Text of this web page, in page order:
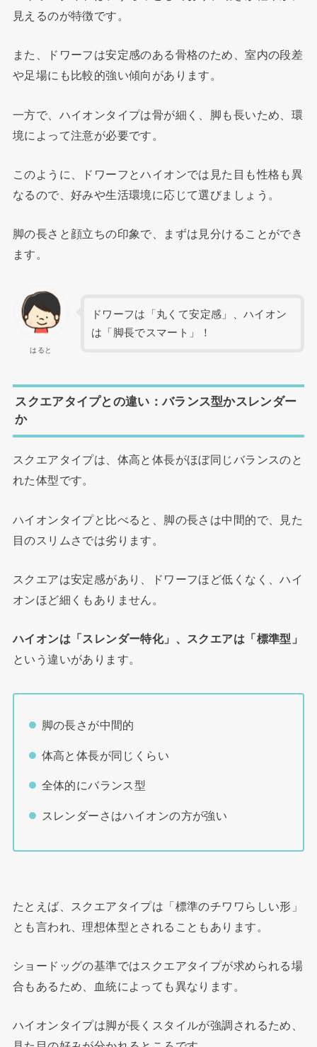
見えるのが特徴です。
また、ドワーフは安定感のある骨格のため、室内の段差
や足場にも比較的強い傾向があります。
一方で、ハイオンタイプは骨が細く、脚も長いため、環
境によって注意が必要です。
このように、ドワーフとハイオンでは見た目も性格も異
なるので、好みや生活環境に応じて選びましょう。
脚の長さと顔立ちの印象で、まずは見分けることができ
ます。
はると
ドワーフは「丸くて安定感」、ハイオン
は「脚長でスマート」！
スクエアタイプとの違い：バランス型かスレンダー
か
スクエアタイプは、体高と体長がほぼ同じバランスのと
れた体型です。
ハイオンタイプと比べると、脚の長さは中間的で、見た
目のスリムさでは劣ります。
スクエアは安定感があり、ドワーフほど低くなく、ハイ
オンほど細くもありません。
ハイオンは「スレンダー特化」、スクエアは「標準型」
という違いがあります。
脚の長さが中間的
体高と体長が同じくらい
全体的にバランス型
スレンダーさはハイオンの方が強い
たとえば、スクエアタイプは「標準のチワワらしい形」
とも言われ、理想体型とされることもあります。
ショードッグの基準ではスクエアタイプが求められる場
合もあるため、血統によっても異なります。
ハイオンタイプは脚が長くスタイルが強調されるため、